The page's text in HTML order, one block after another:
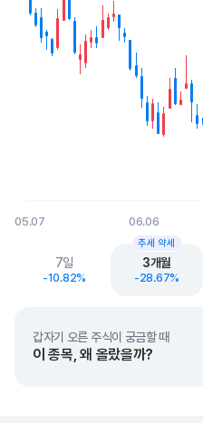
05.07 06.06
End of interactive chart.
7일
-10.82%
3개월
-28.67%
추세 약세
갑자기 오른 주식이 궁금할 때
이 종목, 왜 올랐을까?